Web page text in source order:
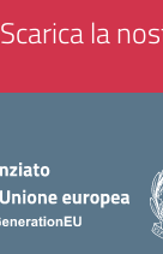
Scarica la